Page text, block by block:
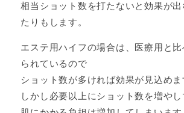
相当ショット数を打たないと効果が
たりもします。
エステ用ハイフの場合は、医療用と比
られているので
ショット数が多ければ効果が見込めま
しかし必要以上にショット数を増やし